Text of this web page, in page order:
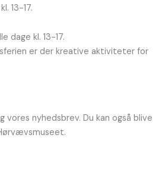
13-17.
dage kl. 13-17.
er der kreative aktiviteter for
vores nyhedsbrev. Du kan også blive